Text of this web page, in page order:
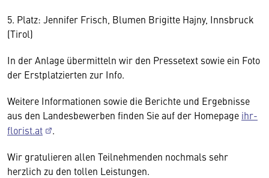
5. Platz: Jennifer Frisch, Blumen Brigitte Hajny, Innsbruck
(Tirol)
In der Anlage übermitteln wir den Pressetext sowie ein Foto
der Erstplatzierten zur Info.
Weitere Informationen sowie die Berichte und Ergebnisse
aus den Landesbewerben finden Sie auf der Homepage ihr-
florist.at
.
Wir gratulieren allen Teilnehmenden nochmals sehr
herzlich zu den tollen Leistungen.